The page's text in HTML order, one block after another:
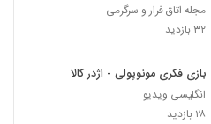
مجله اتاق فرار و سرگرمی
۳۲ بازدید
بازی فکری مونوپولی - اژدر کالا
انگلیسی ویدیو
۲۸ بازدید